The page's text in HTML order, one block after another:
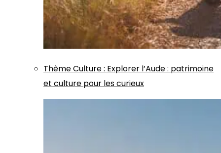
ThèmeCulture: Explorer l’Aude : patrimoine
et culture pour les curieux